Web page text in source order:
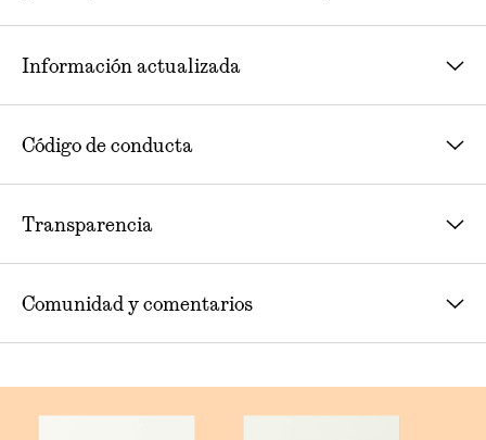
Información actualizada
Código de conducta
Transparencia
Comunidad y comentarios